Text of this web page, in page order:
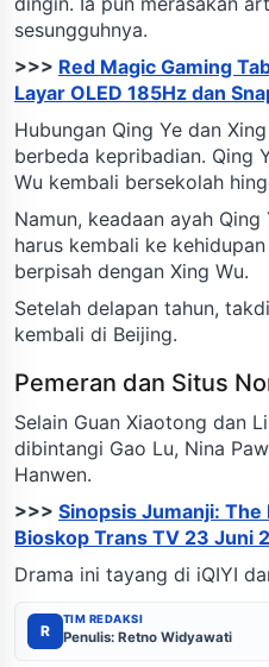
sesungguhnya.
>>> Red Magic Gaming
Layar OLED 185Hz dan
Hubungan Qing Ye dan
berbeda kepribadian. Qing
Wu kembali bersekolah
Namun, keadaan ayah
harus kembali ke
berpisah dengan Xing Wu.
Setelah delapan tahun,
kembali di Beijing.
Pemeran dan Situs
Selain Guan Xiaotong dan
dibintangi Gao Lu, Nina
Hanwen.
>>> Sinopsis Jumanji: The
Bioskop Trans TV 23 Juni
Drama ini tayang di iQIYI
R
TIM REDAKSI
Penulis: Retno Widyawati